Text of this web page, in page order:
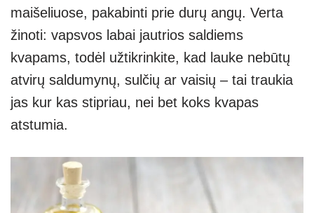
maišeliuose, pakabinti prie durų angų. Verta
žinoti: vapsvos labai jautrios saldiems
kvapams, todėl užtikrinkite, kad lauke nebūtų
atvirų saldumynų, sulčių ar vaisių – tai traukia
jas kur kas stipriau, nei bet koks kvapas
atstumia.